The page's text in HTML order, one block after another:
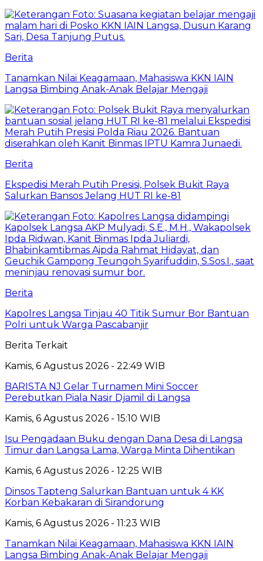
Berita
Tanamkan Nilai Keagamaan, Mahasiswa KKN IAIN
Langsa Bimbing Anak-Anak Belajar Mengaji
Berita
Ekspedisi Merah Putih Presisi, Polsek Bukit Raya
Salurkan Bansos Jelang HUT RI ke-81
Berita
Kapolres Langsa Tinjau 40 Titik Sumur Bor Bantuan
Polri untuk Warga Pascabanjir
Berita Terkait
Kamis, 6 Agustus 2026 - 22:49 WIB
BARISTA NJ Gelar Turnamen Mini Soccer
Perebutkan Piala Nasir Djamil di Langsa
Kamis, 6 Agustus 2026 - 15:10 WIB
Isu Pengadaan Buku dengan Dana Desa di Langsa
Timur dan Langsa Lama, Warga Minta Dihentikan
Kamis, 6 Agustus 2026 - 12:25 WIB
Dinsos Tapteng Salurkan Bantuan untuk 4 KK
Korban Kebakaran di Sirandorung
Kamis, 6 Agustus 2026 - 11:23 WIB
Tanamkan Nilai Keagamaan, Mahasiswa KKN IAIN
Langsa Bimbing Anak-Anak Belajar Mengaji